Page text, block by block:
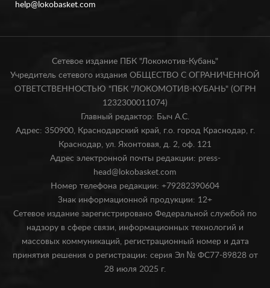
help@lokobasket.com
Сетевое издание ПБК "Локомотив-Кубань"
Учредитель сетевого издания ОБЩЕСТВО С ОГРАНИЧЕННОЙ
ОТВЕТСТВЕННОСТЬЮ "ПБК "ЛОКОМОТИВ-КУБАНЬ" (ОГРН
1232300011074)
Главный редактор: Быч А.С.
Адрес: 350900, Краснодарский край, г.о. город Краснодар, г.
Краснодар, ул. Яхонтовая, д. 2, оф. 121
Адрес электронной почты редакции: press-
head@lokobasket.com
Номер телефона редакции: +79282390604
Знак информационной продукции: 12+
Сетевое издание зарегистрировано Федеральной службой по
надзору в сфере связи, информационных технологий и
массовых коммуникаций, регистрационный номер и дата
принятия решения о регистрации: серия Эл № ФС77-89828 от
28 июля 2025 г.